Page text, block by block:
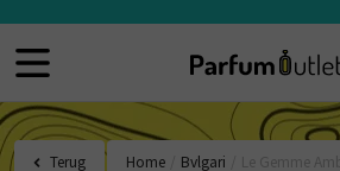
Terug Home Bvlgari